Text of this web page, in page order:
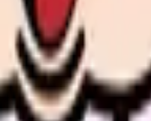
自社で預かります。
、今の給料の現在地を確認でき
てください。頭の中だけで考え